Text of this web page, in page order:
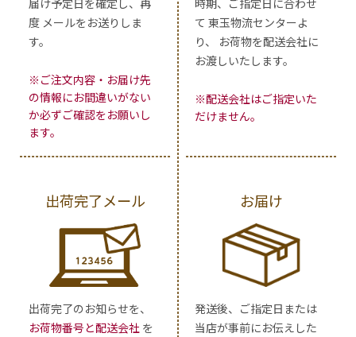
届け予定日を確定し、再
度 メールをお送りしま
す。
※ご注文内容・お届け先
の情報にお間違いがない
か必ずご確認をお願いし
ます。
時期、ご指定日に合わせ
て 東玉物流センターよ
り、 お荷物を配送会社に
お渡しいたします。
※配送会社はご指定いた
だけません。
出荷完了メール
出荷完了のお知らせを、
お荷物番号と配送会社 を
お届け
発送後、ご指定日または
当店が事前にお伝えした